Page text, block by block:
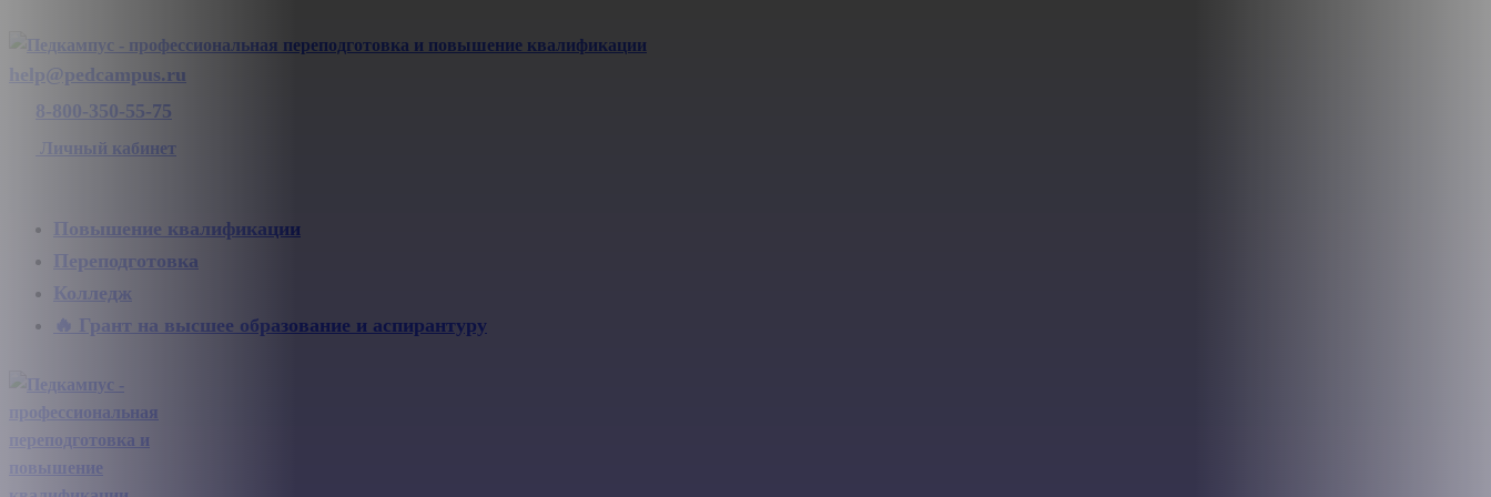
help@pedcampus.ru
8-800-350-55-75
Личный кабинет
Повышение квалификации
Переподготовка
Колледж
🔥 Грант на высшее образование и аспирантуру